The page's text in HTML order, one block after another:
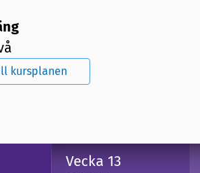
kursplanen
Vecka 13